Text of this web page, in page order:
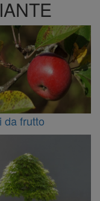
da frutto